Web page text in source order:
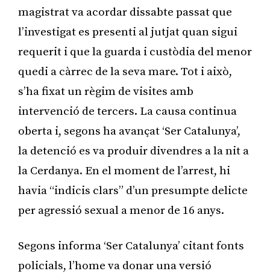
magistrat va acordar dissabte passat que
l’investigat es presenti al jutjat quan sigui
requerit i que la guarda i custòdia del menor
quedi a càrrec de la seva mare. Tot i això,
s’ha fixat un règim de visites amb
intervenció de tercers. La causa continua
oberta i, segons ha avançat ‘Ser Catalunya’,
la detenció es va produir divendres a la nit a
la Cerdanya. En el moment de l’arrest, hi
havia “indicis clars” d’un presumpte delicte
per agressió sexual a menor de 16 anys.
Segons informa ‘Ser Catalunya’ citant fonts
policials, l’home va donar una versió